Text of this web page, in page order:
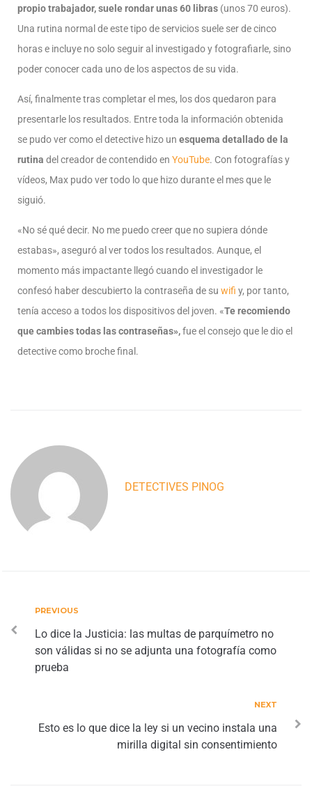
propio trabajador, suele rondar unas 60 libras (unos 70 euros).
Una rutina normal de este tipo de servicios suele ser de cinco
horas e incluye no solo seguir al investigado y fotografiarle, sino
poder conocer cada uno de los aspectos de su vida.
Así, finalmente tras completar el mes, los dos quedaron para
presentarle los resultados. Entre toda la información obtenida
se pudo ver como el detective hizo un esquema detallado de la
rutina del creador de contendido en YouTube. Con fotografías y
vídeos, Max pudo ver todo lo que hizo durante el mes que le
siguió.
«No sé qué decir. No me puedo creer que no supiera dónde
estabas», aseguró al ver todos los resultados. Aunque, el
momento más impactante llegó cuando el investigador le
confesó haber descubierto la contraseña de su wifi y, por tanto,
tenía acceso a todos los dispositivos del joven. «Te recomiendo
que cambies todas las contraseñas»,fue el consejo que le dio el
detective como broche final.
DETECTIVES PINOG
PREVIOUS
Lo dice la Justicia: las multas de parquímetro no
son válidas si no se adjunta una fotografía como
prueba
NEXT
Esto es lo que dice la ley si un vecino instala una
mirilla digital sin consentimiento